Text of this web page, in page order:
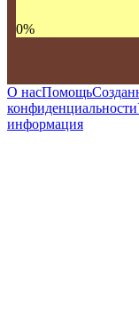
0%
О насПомощь
конфиденциальности
информация